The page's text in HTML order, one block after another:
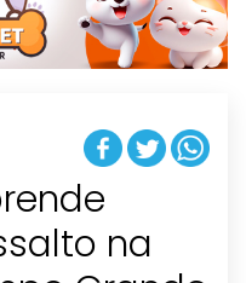
i
o
n
na